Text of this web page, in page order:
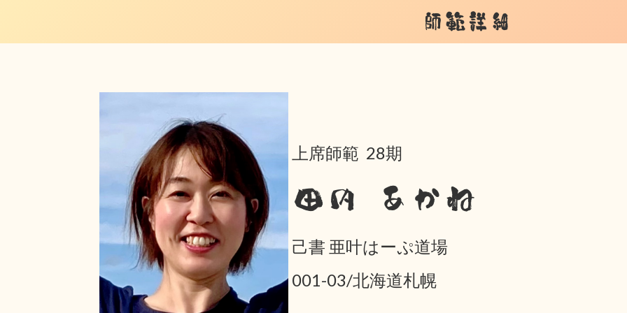
師範詳細
上席師範 28期
田内 あかね
己書 亜叶はーぷ道場
001-03/北海道札幌